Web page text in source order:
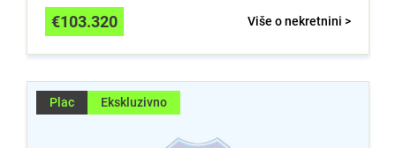
Više o nekretnini >
€103.320
Plac Ekskluzivno